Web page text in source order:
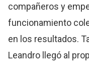
compañeros y
funcionamiento
en los resultados.
Leandro llegó al